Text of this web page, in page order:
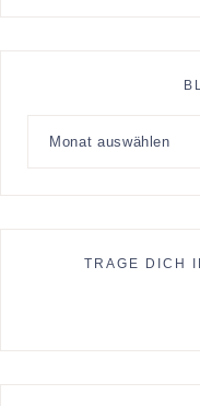
TRAGE DICH